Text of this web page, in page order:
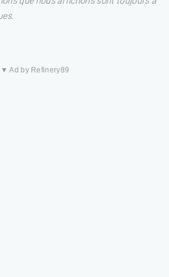
▼ Ad by Refinery89